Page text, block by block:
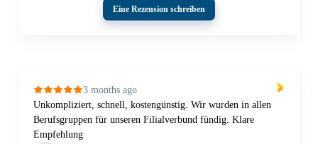
Eine Rezension schreiben
3 months ago
Unkompliziert, schnell, kostengünstig. Wir wurden in allen
Berufsgruppen für unseren Filialverbund fündig. Klare
Empfehlung